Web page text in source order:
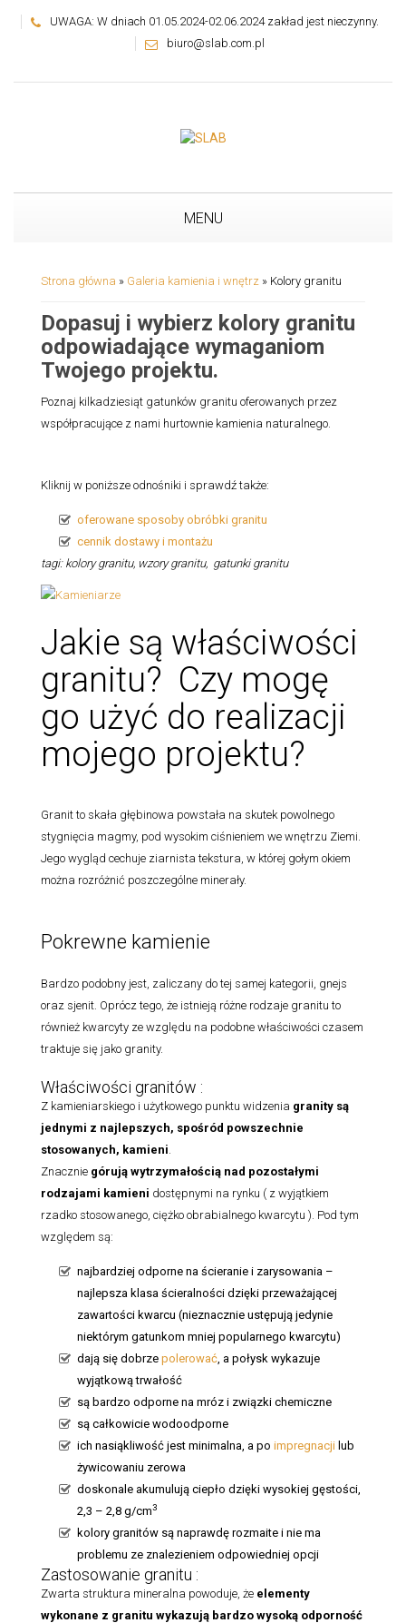
UWAGA: W dniach 01.05.2024-02.06.2024 zakład jest nieczynny.
biuro@slab.com.pl
MENU
Strona główna » Galeria kamienia i wnętrz » Kolory granitu
Dopasuj i wybierz kolory granitu
odpowiadające wymaganiom
Twojego projektu.
Poznaj kilkadziesiąt gatunków granitu oferowanych przez
współpracujące z nami hurtownie kamienia naturalnego.
Kliknij w poniższe odnośniki i sprawdź także:
oferowane sposoby obróbki granitu
cennik dostawy i montażu
tagi: kolory granitu, wzory granitu, gatunki granitu
Jakie są właściwości
granitu? Czy mogę
go użyć do realizacji
mojego projektu?
Granit to skała głębinowa powstała na skutek powolnego
stygnięcia magmy, pod wysokim ciśnieniem we wnętrzu Ziemi.
Jego wygląd cechuje ziarnista tekstura, w której gołym okiem
można rozróżnić poszczególne minerały.
Pokrewne kamienie
Bardzo podobny jest, zaliczany do tej samej kategorii, gnejs
oraz sjenit. Oprócz tego, że istnieją różne rodzaje granitu to
również kwarcyty ze względu na podobne właściwości czasem
traktuje się jako granity.
Właściwości granitów :
Z kamieniarskiego i użytkowego punktu widzenia granity są
jednymi z najlepszych, spośród powszechnie
stosowanych, kamieni
Znacznie górują wytrzymałością nad pozostałymi
rodzajami kamieni dostępnymi na rynku ( z wyjątkiem
rzadko stosowanego, ciężko obrabialnego kwarcytu ). Pod tym
względem są:
najbardziej odporne na ścieranie i zarysowania –
najlepsza klasa ścieralności dzięki przeważającej
zawartości kwarcu (nieznacznie ustępują jedynie
niektórym gatunkom mniej popularnego kwarcytu)
dają się dobrze polerować , a połysk wykazuje
wyjątkową trwałość
są bardzo odporne na mróz i związki chemiczne
są całkowicie wodoodporne
ich nasiąkliwość jest minimalna, a po impregnacji lub
żywicowaniu zerowa
doskonale akumulują ciepło dzięki wysokiej gęstości,
2,3 – 2,8 g/cm3
kolory granitów są naprawdę rozmaite i nie ma
problemu ze znalezieniem odpowiedniej opcji
Zastosowanie granitu :
Zwarta struktura mineralna powoduje, że elementy
wykonane z granitu wykazują bardzo wysoką odporność